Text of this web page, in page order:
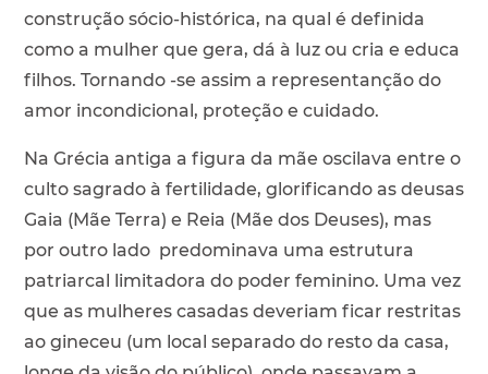
construção sócio-histórica, na qual é definida
como a mulher que gera, dá à luz ou cria e educa
filhos. Tornando -se assim a representanção do
amor incondicional, proteção e cuidado.
Na Grécia antiga a figura da mãe oscilava entre o
culto sagrado à fertilidade, glorificando as deusas
Gaia (Mãe Terra) e Reia (Mãe dos Deuses), mas
por outro lado predominava uma estrutura
patriarcal limitadora do poder feminino. Uma vez
que as mulheres casadas deveriam ficar restritas
ao gineceu (um local separado do resto da casa,